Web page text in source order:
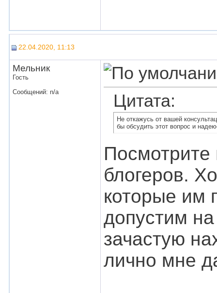
22.04.2020, 11:13
Мельник
Гость
Сообщений: n/a
Цитата:
Не откажусь от вашей
бы обсудить этот вопрос и
Посмотрите
блогеров.
которые им
допустим
зачастую
лично мне